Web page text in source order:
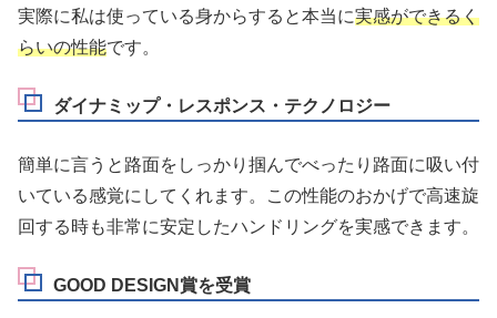
実際に私は使っている身からすると本当に実感ができるく
らいの性能です。
ダイナミップ・レスポンス・テクノロジー
簡単に言うと路面をしっかり掴んでべったり路面に吸い付
いている感覚にしてくれます。この性能のおかげで高速旋
回する時も非常に安定したハンドリングを実感できます。
GOOD DESIGN賞を受賞